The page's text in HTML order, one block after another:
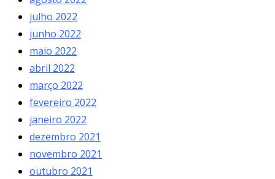
julho 2022
junho 2022
maio 2022
abril 2022
março 2022
fevereiro 2022
janeiro 2022
dezembro 2021
novembro 2021
outubro 2021